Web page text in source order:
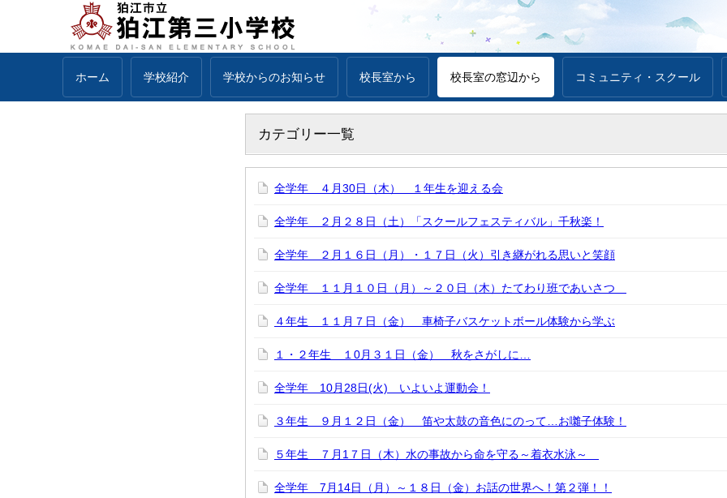
ホーム 学校紹介 学校からのお知らせ 校長室から 校長室の窓辺から コミュニティ・スクール
カテゴリー一覧
全学年 ４月30日（木） １年生を迎える会
全学年 ２月２８日（土）「スクールフェスティバル」千秋楽！
全学年 ２月１６日（月）・１７日（火）引き継がれる思いと笑顔
全学年 １１月１０日（月）～２０日（木）たてわり班であいさつ
４年生 １１月７日（金） 車椅子バスケットボール体験から学ぶ
１・２年生 １0月３１日（金） 秋をさがしに…
全学年 10月28日(火) いよいよ運動会！
３年生 ９月１２日（金） 笛や太鼓の音色にのって…お囃子体験！
５年生 ７月1７日（木）水の事故から命を守る～着衣水泳～
全学年 7月14日（月）～１８日（金）お話の世界へ！第２弾！！